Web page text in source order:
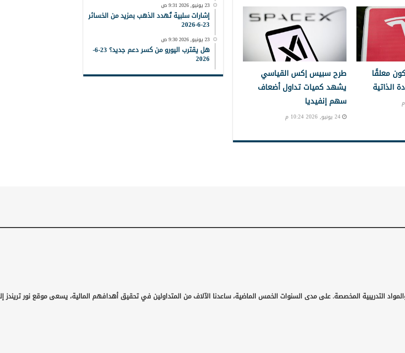
معلقًا
الذاتية
طرح سبيس إكس القياسي
يشهد كميات تداول أضعاف
سهم إنفيديا
24 يونيو, 2026 10:24 م
23 يونيو, 2026 9:31 ص
إشارات سلبية تُهدد الذهب بمزيد من الخسائر
23-6-2026
23 يونيو, 2026 9:30 ص
هل يقترب اليورو من كسر دعم جديد؟ 23-6-
2026
التدريبية المخصصة. على مدى السنوات الخمس الماضية، ساعدنا الآلاف من المتداولين في تحقيق أهدافهم المالية، يسعى موقع نور تريندز